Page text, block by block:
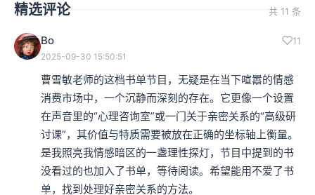
精选评论 共 11 条
Bo 11
2025-09-30 15:50:51
曹雪敏老师的这档书单节目，无疑是在当下喧嚣的情感
消费市场中，一个沉静而深刻的存在。它更像一个设置
在声音里的“心理咨询室”或一门关于亲密关系的“高级研
讨课”，其价值与特质需要被放在正确的坐标轴上衡量。
是我照亮我情感暗区的一盏理性探灯，节目中提到的书
没看过的也加入了书单，等待阅读。希望能用不爱了书
单，找到处理好亲密关系的方法。